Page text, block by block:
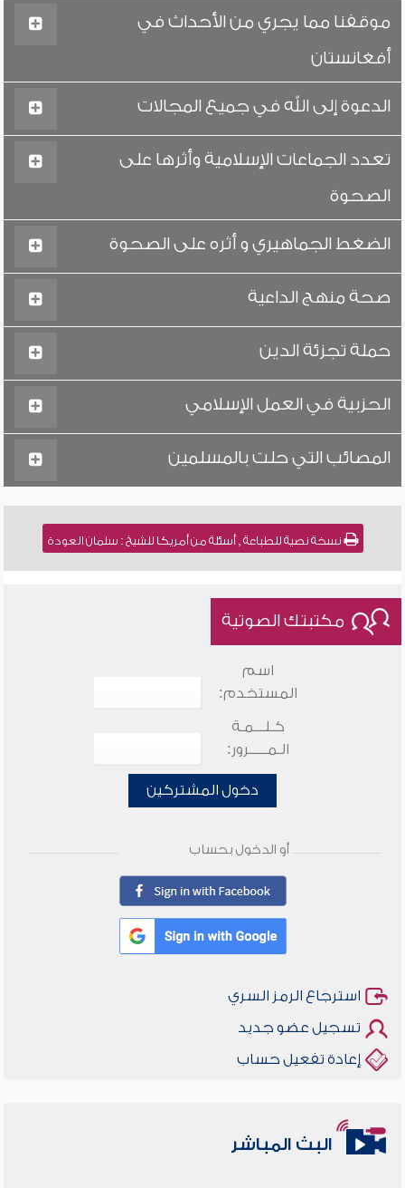
موقفنا مما يجري من الأحداث في
أفغانستان
الدعوة إلى الله في جميع المجالات
تعدد الجماعات الإسلامية وأثرها على
الصحوة
الضغط الجماهيري و أثره على الصحوة
صحة منهج الداعية
حملة تجزئة الدين
الحزبية في العمل الإسلامي
المصائب التي حلت بالمسلمين
نسخة نصية للطباعة , أسئلة من أمريكا للشيخ : سلمان العودة
مكتبتك الصوتية
اسم
المستخدم:
كـلـــمـة
الـمـــــرور:
دخول المشتركين
أو الدخول بحساب
استرجاع الرمز السري
تسجيل عضو جديد
إعادة تفعيل حساب
البث المباشر